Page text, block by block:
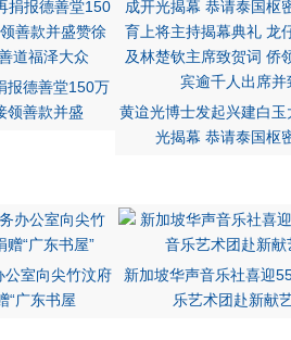
报德善堂150万
领善款并盛
黄迨光博士发起兴建白玉
光揭幕 恭请泰国枢
公室向尖竹汶府
“广东书屋
新加坡华声音乐社喜迎
乐艺术团赴新献